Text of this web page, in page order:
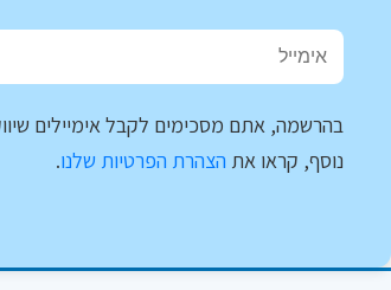
בהרשמה, אתם מסכימים לקבל אימיילים
נוסף, קראו את הצהרת הפרטיות שלנו.